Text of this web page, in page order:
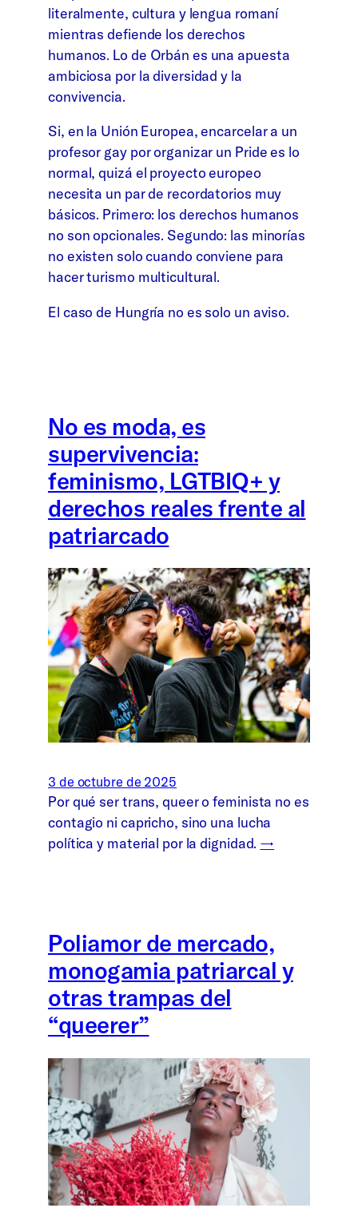
literalmente, cultura y lengua romaní
mientras defiende los derechos
humanos. Lo de Orbán es una apuesta
ambiciosa por la diversidad y la
convivencia.
Si, en la Unión Europea, encarcelar a un
profesor gay por organizar un Pride es lo
normal, quizá el proyecto europeo
necesita un par de recordatorios muy
básicos. Primero: los derechos humanos
no son opcionales. Segundo: las minorías
no existen solo cuando conviene para
hacer turismo multicultural.
El caso de Hungría no es solo un aviso.
No es moda, es
supervivencia:
feminismo, LGTBIQ+ y
derechos reales frente al
patriarcado
3 de octubre de 2025
Por qué ser trans, queer o feminista no es
contagio ni capricho, sino una lucha
política y material por la dignidad. →
Poliamor de mercado,
monogamia patriarcal y
otras trampas del
“queerer”